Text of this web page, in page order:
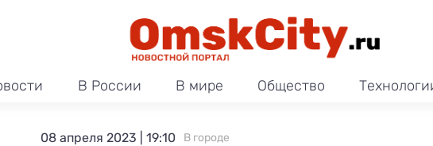
В России В мире Общество
08 апреля 2023 | 19:10 В городе